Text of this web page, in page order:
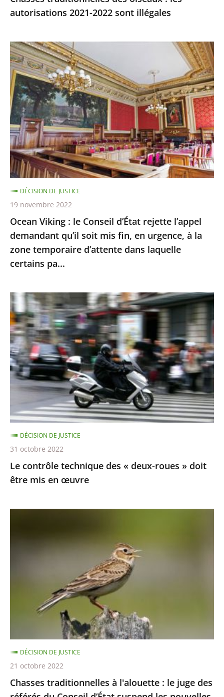
autorisations 2021-2022 sont illégales
Ocean
Viking
:
le
Conseil
d’État
rejette
l’appel
demandant
qu’il
soit
mis
fin,
en
urgence,
temporaire
d’attente
dans
laquelle
certains
pa...
Ocean Viking : le Conseil d’État rejette l’appel
demandant qu’il soit mis fin, en urgence, à la
zone temporaire d’attente dans laquelle
certains pa...
DÉCISION DE JUSTICE
19 novembre 2022
Le
contrôle
technique
des
«
deux-
roues
doit
être
mis
en
œuvre
Le contrôle technique des « deux-roues » doit
être mis en œuvre
DÉCISION DE JUSTICE
31 octobre 2022
du
Conseil
d’État
suspend
Chasses traditionnelles à l'alouette : le juge des
DÉCISION DE JUSTICE
21 octobre 2022